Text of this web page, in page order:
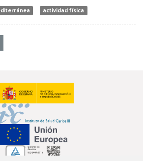
actividad física